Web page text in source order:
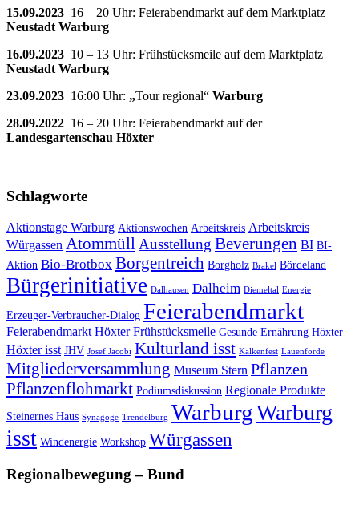
15.09.2023 16 – 20 Uhr: Feierabendmarkt auf dem Marktplatz
Neustadt Warburg
16.09.2023 10 – 13 Uhr: Frühstücksmeile auf dem Marktplatz
Neustadt Warburg
23.09.2023 16:00 Uhr: „Tour regional“ Warburg
28.09.2022 16 – 20 Uhr: Feierabendmarkt auf der
Landesgartenschau Höxter
Schlagworte
Aktionstage Warburg Aktionswochen Arbeitskreis Arbeitskreis
Würgassen Atommüll Ausstellung Beverungen BI BI-
Aktion Bio-Brotbox Borgentreich Borgholz Brakel Bördeland
Bürgerinitiative Dalhausen Dalheim Diemeltal Energie
Erzeuger-Verbraucher-Dialog Feierabendmarkt
Feierabendmarkt Höxter Frühstücksmeile Gesunde Ernährung Höxter
Höxter isst JHV Josef Jacobi Kulturland isst Kälkenfest Lauenförde
Mitgliederversammlung Museum Stern Pflanzen
Pflanzenflohmarkt Podiumsdiskussion Regionale Produkte
Steinernes Haus Synagoge Trendelburg WarburgWarburg
isst Windenergie Workshop Würgassen
Regionalbewegung – Bund